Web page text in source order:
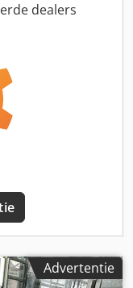
in het
van
dealers
Advertentie